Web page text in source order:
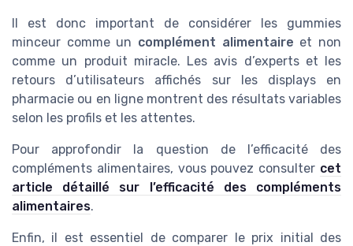
Il est donc important de considérer les gummies
minceur comme un complément alimentaire et non
comme un produit miracle. Les avis d’experts et les
retours d’utilisateurs affichés sur les displays en
pharmacie ou en ligne montrent des résultats variables
selon les profils et les attentes.
Pour approfondir la question de l’efficacité des
compléments alimentaires, vous pouvez consulter cet
article détaillé sur l’efficacité des compléments
alimentaires.
Enfin, il est essentiel de comparer le prix initial des